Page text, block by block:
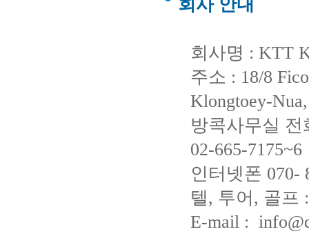
회사 안내
회사명 : KTT
주소 : 18/8
Klongtoey-
방콕사무실
02-665-7175~6
인터넷폰 070-
텔, 투어, 골프
E-mail :